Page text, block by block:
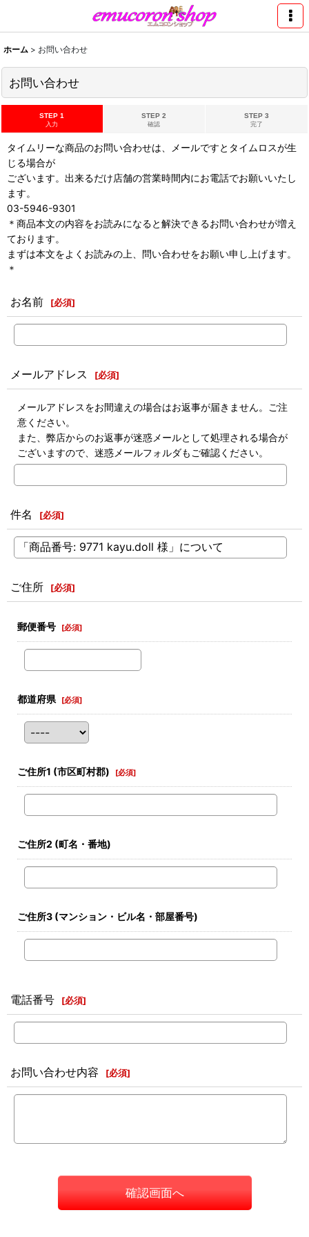
ホーム > お問い合わせ
お問い合わせ
STEP 1
入力
STEP 2
確認
STEP 3
完了
タイムリーな商品のお問い合わせは、メールですとタイムロスが生
じる場合が
ございます。出来るだけ店舗の営業時間内にお電話でお願いいたし
ます。
03-5946-9301
＊商品本文の内容をお読みになると解決できるお問い合わせが増え
ております。
まずは本文をよくお読みの上、問い合わせをお願い申し上げます。
＊
お名前 [必須]
メールアドレス [必須]
メールアドレスをお間違えの場合はお返事が届きません。ご注
意ください。
また、弊店からのお返事が迷惑メールとして処理される場合が
ございますので、迷惑メールフォルダもご確認ください。
件名 [必須]
ご住所 [必須]
郵便番号 [必須]
都道府県 [必須]
ご住所1 (市区町村郡) [必須]
ご住所2 (町名・番地)
ご住所3 (マンション・ビル名・部屋番号)
電話番号 [必須]
お問い合わせ内容 [必須]
確認画面へ